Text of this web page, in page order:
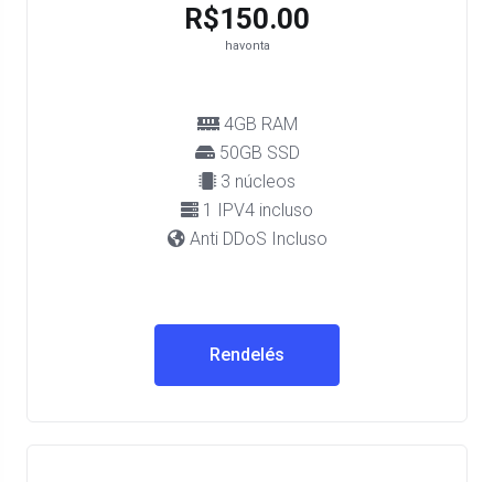
R$150.00
havonta
4GB RAM
50GB SSD
3 núcleos
1 IPV4 incluso
Anti DDoS Incluso
Rendelés